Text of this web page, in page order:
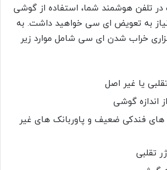
در تلفن هوشمند شما، استفاده از گوشی
به تعویض ای سی خواهید داشت. به
خراب شدن ای سی شامل موارد زیر
یا غیر اصل
اندازه گوشی
های فندکی ضعیف و پاوربانک های غیر
تقلبی